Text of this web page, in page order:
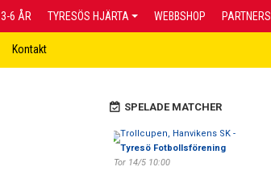
3-6 ÅR TYRESÖS HJÄRTA WEBBSHOP PARTNERS
Kontakt
SPELADE MATCHER
Trollcupen, Hanvikens SK -
Tyresö Fotbollsförening
Tor 14/5 10:00